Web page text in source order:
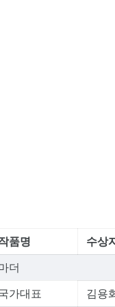
품명
수상
더
가대표 김용